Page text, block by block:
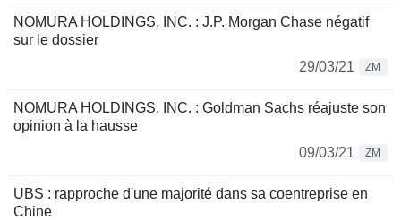
NOMURA HOLDINGS, INC. : J.P. Morgan Chase négatif
sur le dossier
29/03/21
ZM
NOMURA HOLDINGS, INC. : Goldman Sachs réajuste son
opinion à la hausse
09/03/21
ZM
UBS : rapproche d'une majorité dans sa coentreprise en
Chine